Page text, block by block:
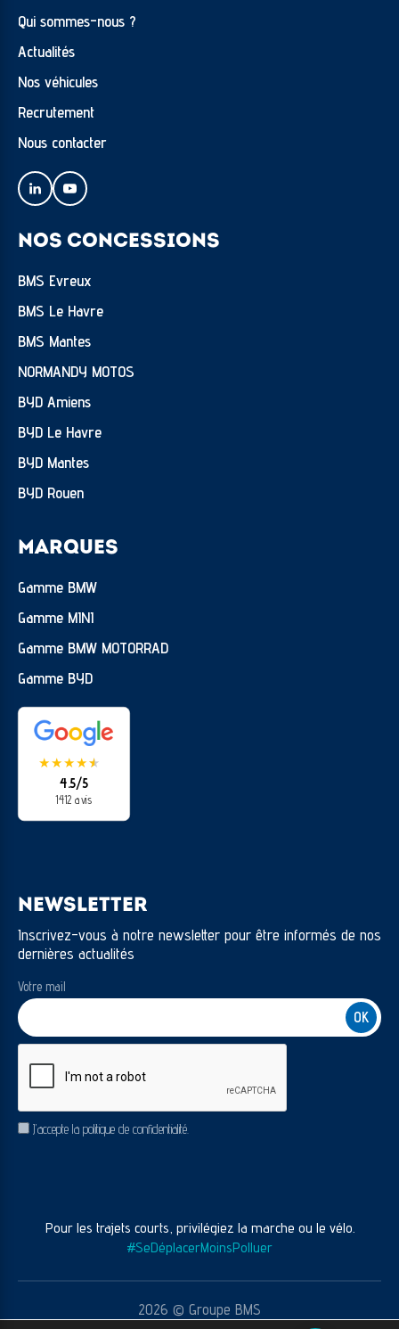
Qui sommes-nous ?
Actualités
Nos véhicules
Recrutement
Nous contacter
NOS CONCESSIONS
BMS Evreux
BMS Le Havre
BMS Mantes
NORMANDY MOTOS
BYD Amiens
BYD Le Havre
BYD Mantes
BYD Rouen
MARQUES
Gamme BMW
Gamme MINI
Gamme BMW MOTORRAD
Gamme BYD
★★★★★
★
4.5/5
1412 avis
NEWSLETTER
Inscrivez-vous à notre newsletter pour être informés de nos
dernières actualités
Votre mail
RGPDJ’accepte la politique de confidentialité.
Pour les trajets courts, privilégiez la marche ou le vélo.
#SeDéplacerMoinsPolluer
2026 © Groupe BMS